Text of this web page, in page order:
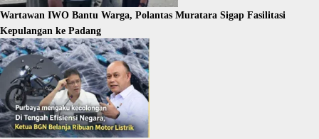
Wartawan IWO Bantu Warga, Polantas Muratara Sigap Fasilitasi
Kepulangan ke Padang